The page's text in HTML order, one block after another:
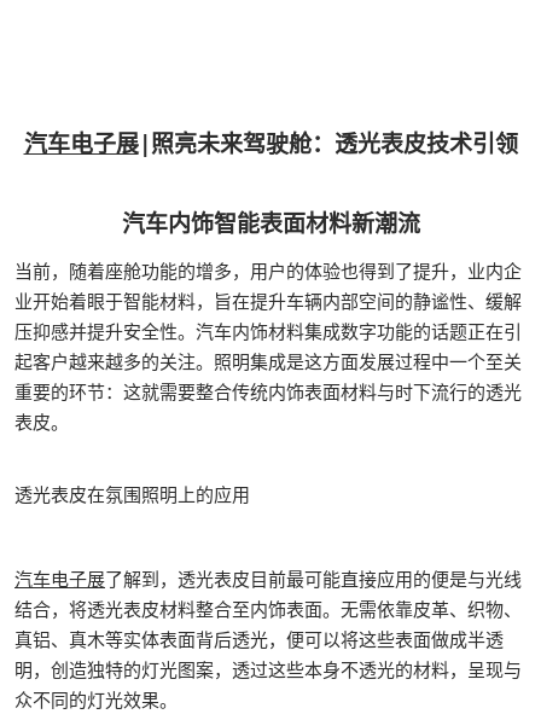
汽车电子展|照亮未来驾驶舱：透光表皮技术引领
汽车内饰智能表面材料新潮流
当前，随着座舱功能的增多，用户的体验也得到了提升，业内企
业开始着眼于智能材料，旨在提升车辆内部空间的静谧性、缓解
压抑感并提升安全性。汽车内饰材料集成数字功能的话题正在引
起客户越来越多的关注。照明集成是这方面发展过程中一个至关
重要的环节：这就需要整合传统内饰表面材料与时下流行的透光
表皮。
透光表皮在氛围照明上的应用
汽车电子展了解到，透光表皮目前最可能直接应用的便是与光线
结合，将透光表皮材料整合至内饰表面。无需依靠皮革、织物、
真铝、真木等实体表面背后透光，便可以将这些表面做成半透
明，创造独特的灯光图案，透过这些本身不透光的材料，呈现与
众不同的灯光效果。